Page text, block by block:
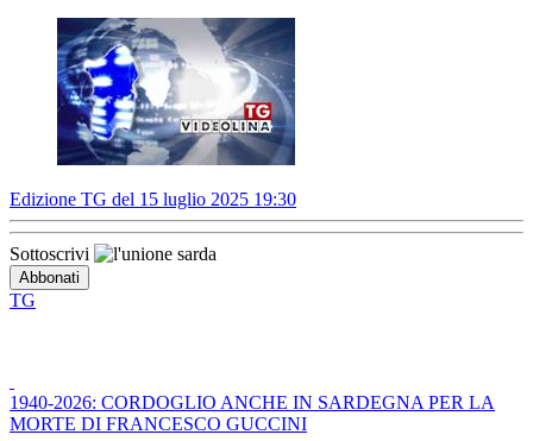
Edizione TG del 15 luglio 2025 19:30
Sottoscrivi
TG
1940-2026: CORDOGLIO ANCHE IN SARDEGNA PER LA
MORTE DI FRANCESCO GUCCINI